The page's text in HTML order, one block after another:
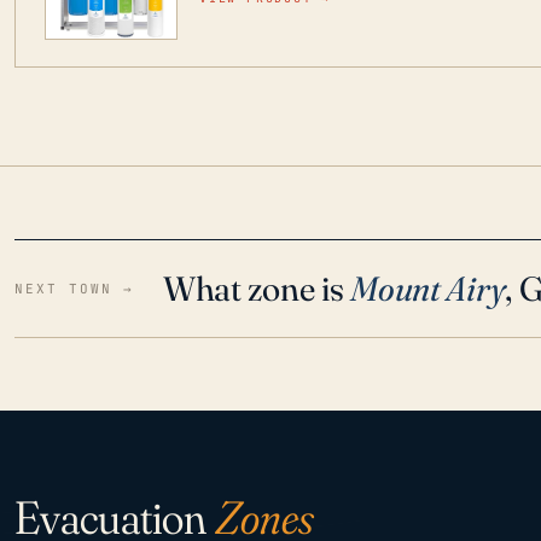
NEXT TOWN → What zone is Mount Airy,
EvacuationZones